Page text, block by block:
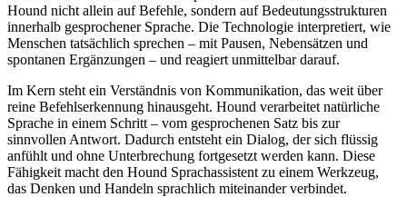
Hound nicht allein auf Befehle, sondern auf Bedeutungsstrukturen
innerhalb gesprochener Sprache. Die Technologie interpretiert, wie
Menschen tatsächlich sprechen – mit Pausen, Nebensätzen und
spontanen Ergänzungen – und reagiert unmittelbar darauf.
Im Kern steht ein Verständnis von Kommunikation, das weit über
reine Befehlserkennung hinausgeht. Hound verarbeitet natürliche
Sprache in einem Schritt – vom gesprochenen Satz bis zur
sinnvollen Antwort. Dadurch entsteht ein Dialog, der sich flüssig
anfühlt und ohne Unterbrechung fortgesetzt werden kann. Diese
Fähigkeit macht den Hound Sprachassistent zu einem Werkzeug,
das Denken und Handeln sprachlich miteinander verbindet.